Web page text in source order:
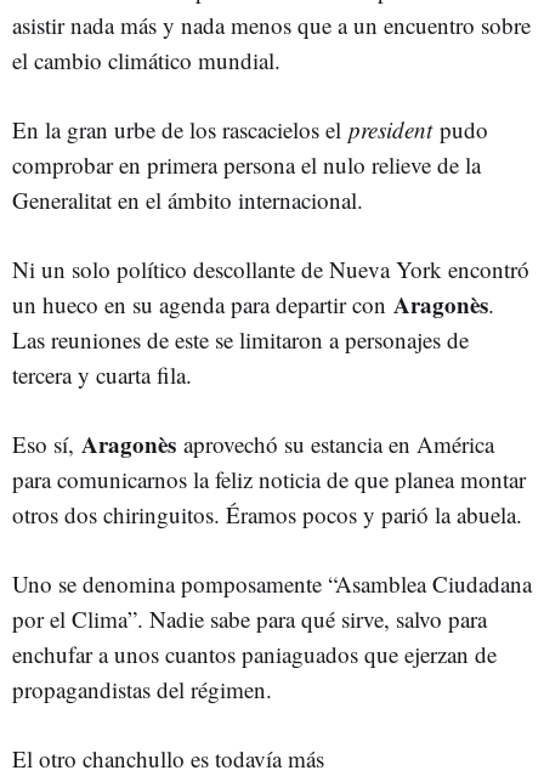
asistir nada más y nada menos que a un encuentro sobre
el cambio climático mundial.
En la gran urbe de los rascacielos el presidentpudo
comprobar en primera persona el nulo relieve de la
Generalitat en el ámbito internacional.
Ni un solo político descollante de Nueva York encontró
un hueco en su agenda para departir con Aragonès.
Las reuniones de este se limitaron a personajes de
tercera y cuarta fila.
Eso sí, Aragonès aprovechó su estancia en América
para comunicarnos la feliz noticia de que planea montar
otros dos chiringuitos. Éramos pocos y parió la abuela.
Uno se denomina pomposamente “Asamblea Ciudadana
por el Clima”. Nadie sabe para qué sirve, salvo para
enchufar a unos cuantos paniaguados que ejerzan de
propagandistas del régimen.
El otro chanchullo es todavía más